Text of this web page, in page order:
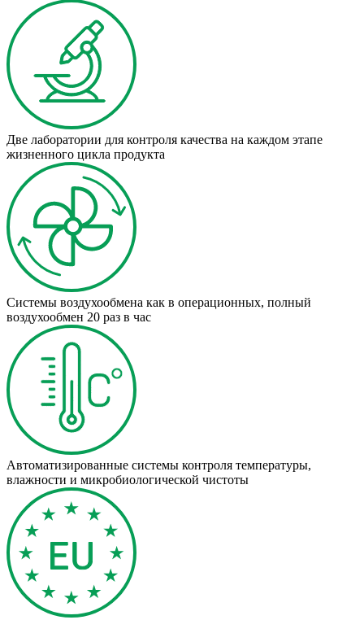
Две лаборатории для контроля качества на каждом этапе
жизненного цикла продукта
Системы воздухообмена как в операционных, полный
воздухообмен 20 раз в час
Автоматизированные системы контроля температуры,
влажности и микробиологической чистоты